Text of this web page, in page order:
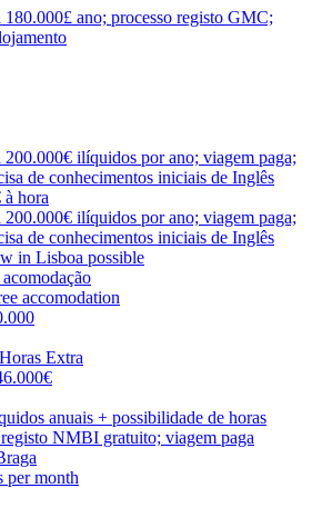
180.000£ ano; processo registo GMC;
200.000€ ilíquidos por ano; viagem paga;
de conhecimentos iniciais de Inglês
à hora
200.000€ ilíquidos por ano; viagem paga;
de conhecimentos iniciais de Inglês
in Lisboa possible
acomodação
accomodation
Extra
anuais + possibilidade de horas
NMBI gratuito; viagem paga
per month